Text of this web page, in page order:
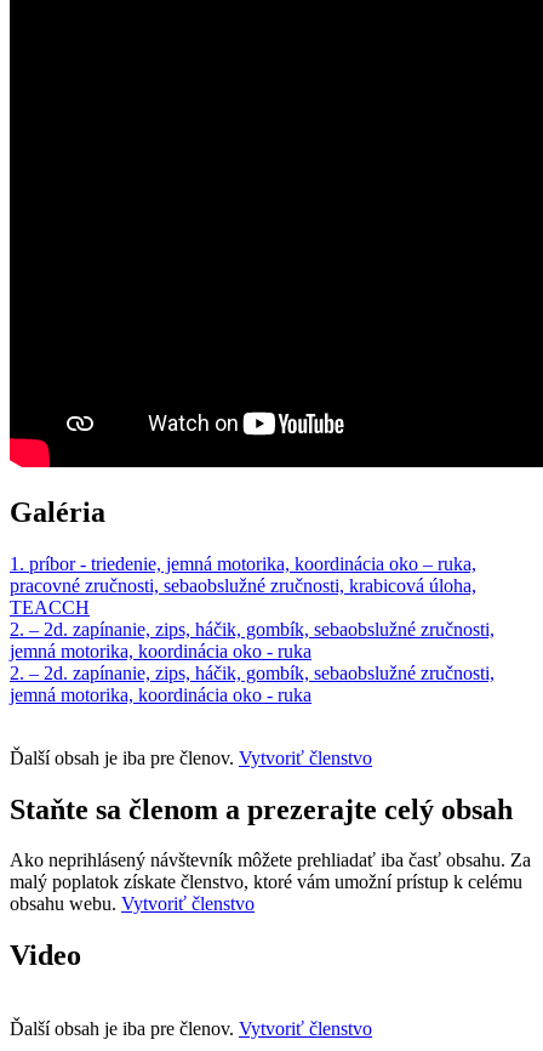
Galéria
1. príbor - triedenie, jemná motorika, koordinácia oko – ruka,
pracovné zručnosti, sebaobslužné zručnosti, krabicová úloha,
TEACCH
2. – 2d. zapínanie, zips, háčik, gombík, sebaobslužné zručnosti,
jemná motorika, koordinácia oko - ruka
2. – 2d. zapínanie, zips, háčik, gombík, sebaobslužné zručnosti,
jemná motorika, koordinácia oko - ruka
Ďalší obsah je iba pre členov. Vytvoriť členstvo
Staňte sa členom a prezerajte celý obsah
Ako neprihlásený návštevník môžete prehliadať iba časť obsahu. Za
malý poplatok získate členstvo, ktoré vám umožní prístup k celému
obsahu webu. Vytvoriť členstvo
Video
Ďalší obsah je iba pre členov. Vytvoriť členstvo